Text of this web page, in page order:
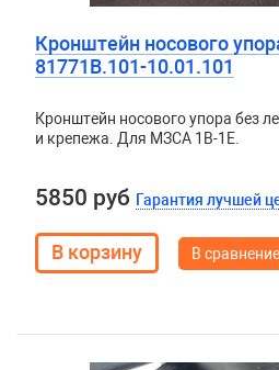
Кронштейн носового
81771В.101-10.01.101
Кронштейн носового упора без
и крепежа. Для МЗСА 1B-1E.
5850 руб Гарантия лучшей
В сравнение